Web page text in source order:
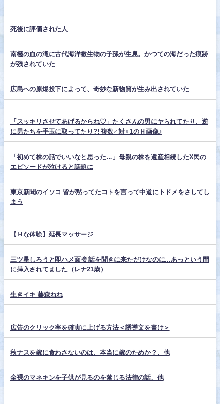
死後に評価された人
南極の血の滝に古代海洋微生物の子孫が生息。かつての海だった痕跡
が残されていた
広島への原爆投下によって、奇妙な新物質が生み出されていた
「スッキリさせてあげるからね♡」たくさんの男にヤられてたり、逆
に男たちを手玉に取ってたり?! 複数♂対♀1のＨ画像♪
「初めて株の話でいいなと思った…」母親の株を遺産相続したX民の
エピソードが泣けると話題に
東京新聞のイソコ 皆が黙ってたコトを言って中道にトドメをさしてし
まう
【Ｈな体験】延長マッサージ
三ツ星しろうと即ハメ面接 話を聞きに来ただけなのに...あっという間
に挿入されてました（レナ21歳）
生きイキ 藤森ねね
広告のクリック率を確実に上げる方法＜誘導文を書け＞
秋ナスを嫁に食わさないのは、本当に嫁のためか？、他
全裸のマネキンを子供が見るのを禁じる法律の話、他